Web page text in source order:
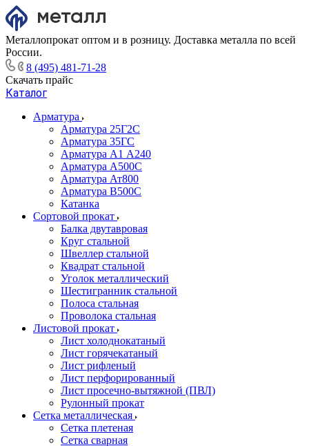
Металлопрокат оптом и в розницу. Доставка металла по всей
России.
8 (495) 481-71-28
Скачать прайс
Каталог
Арматура
Арматура 25Г2С
Арматура 35ГС
Арматура А1 А240
Арматура А500С
Арматура Ат800
Арматура В500С
Катанка
Сортовой прокат
Балка двутавровая
Круг стальной
Швеллер стальной
Квадрат стальной
Уголок металлический
Шестигранник стальной
Полоса стальная
Проволока стальная
Листовой прокат
Лист холоднокатаный
Лист горячекатаный
Лист рифленый
Лист перфорированный
Лист просечно-вытяжной (ПВЛ)
Рулонный прокат
Сетка металлическая
Сетка плетеная
Сетка сварная